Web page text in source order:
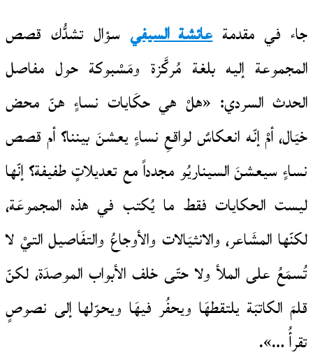
جاء في مقدمةعائشة السيفي سؤال تشدُّك قصص
المجموعة إليه بلغة مُركَّزة ومَسْبوكة حول مفاصل
الحدث السردي: «هلْ هي حكَايات نساءٍ هنّ محض
خيَال، أمْ إنّه انعكاسٌ لواقعِ نساءٍ يعشنَ بيننا؟ أم قصص
نساءٍ سيعشنَ السيناريُو مجدداً مع تعديلاتٍ طفيفة؟ إنّها
ليست الحكايات فقط ما يُكتب في هذه المجموعَة،
لكنّها المشَاعر، والانثيَالات والأوجاعُ والتفَاصيل التيْ لا
تُسمَعُ على الملأ ولا حتّى خلف الأبواب الموصدَة، لكنّ
قلمَ الكاتبَة يلتقطهَا ويحفُر فيهَا ويحوّلها إلى نصوصٍ
تقرأُ …».